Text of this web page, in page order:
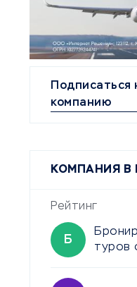
Подписаться
компанию
КОМПАНИЯ В
Рейтинг
Б
туров